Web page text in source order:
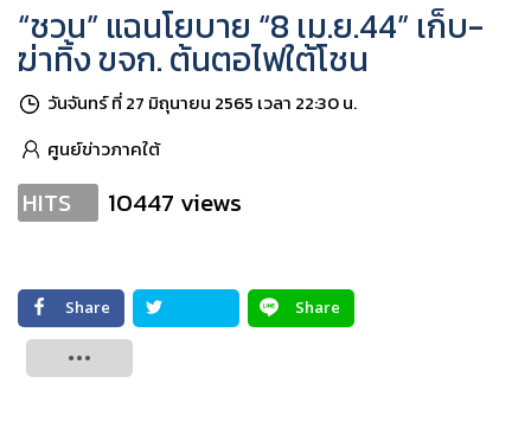
“ชวน” แฉนโยบาย “8 เม.ย.44” เก็บ-
ฆ่าทิ้ง ขจก. ต้นตอไฟใต้โชน
วันจันทร์ ที่ 27 มิถุนายน 2565 เวลา 22:30 น.
ศูนย์ข่าวภาคใต้
HITS 10447 views
Share
Share